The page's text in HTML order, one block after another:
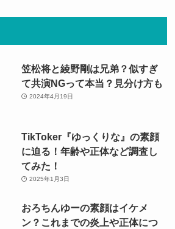
笠松将と綾野剛は兄弟？似すぎ
て共演NGって本当？見分け方も
2024年4月19日
TikToker『ゆっくりな』の素顔
に迫る！年齢や正体など調査し
てみた！
2025年1月3日
おろちんゆーの素顔はイケメ
ン？これまでの炎上や正体につ